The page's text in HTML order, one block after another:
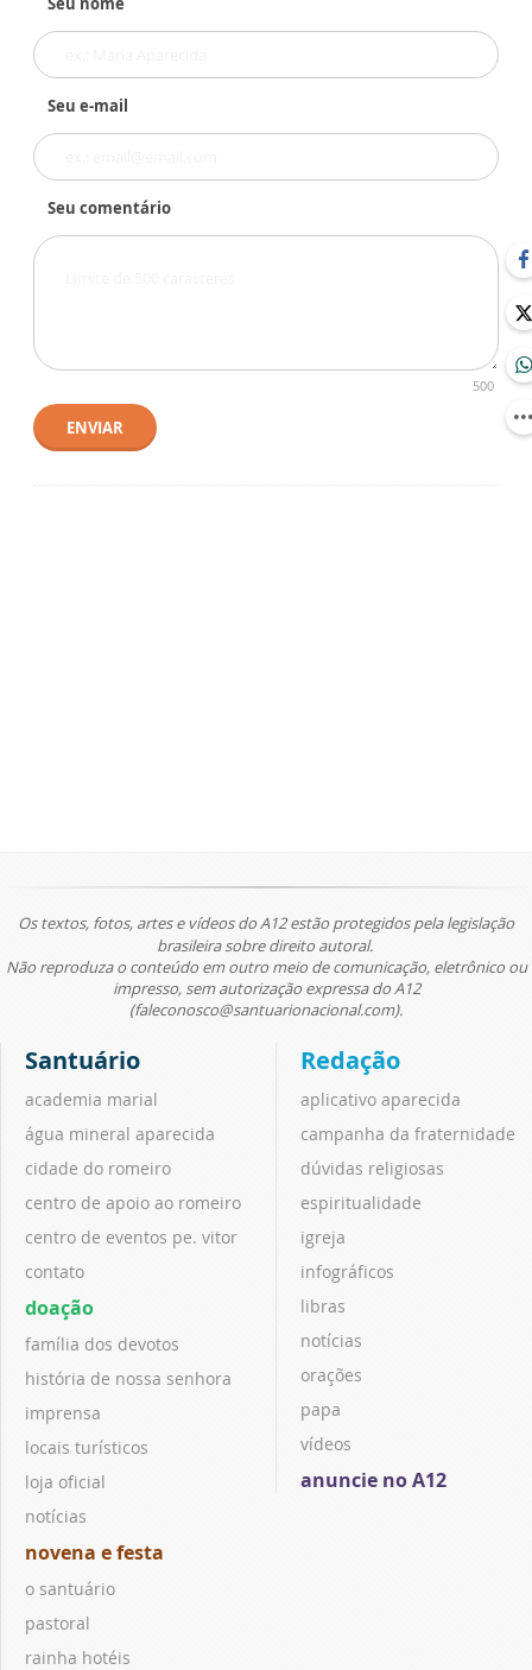
Seu e-mail
Seu comentário
500
ENVIAR
Os textos, fotos, artes e vídeos do A12 estão protegidos pela legislação
brasileira sobre direito autoral.
Não reproduza o conteúdo em outro meio de comunicação, eletrônico ou
impresso, sem autorização expressa do A12
(faleconosco@santuarionacional.com).
Santuário
academia marial
água mineral aparecida
cidade do romeiro
centro de apoio ao romeiro
centro de eventos pe. vitor
contato
doação
família dos devotos
história de nossa senhora
imprensa
locais turísticos
loja oficial
notícias
novena e festa
o santuário
pastoral
rainha hotéis
Redação
aplicativo aparecida
campanha da fraternidade
dúvidas religiosas
espiritualidade
igreja
infográficos
libras
notícias
orações
papa
vídeos
anuncie no A12